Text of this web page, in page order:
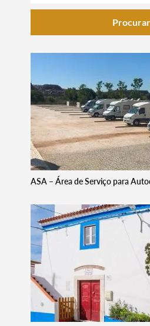
Procurar
ASA – Área de Serviço para